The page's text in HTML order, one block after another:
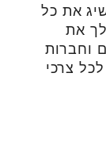
את כל
את
וחברות
צרכי